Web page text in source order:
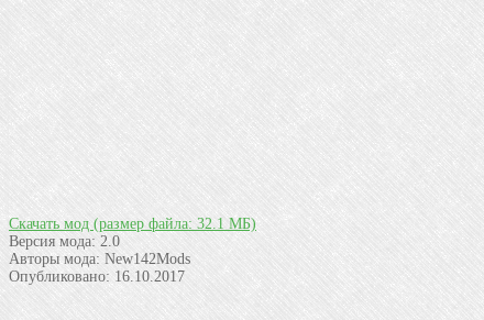
Скачать мод (размер файла: 32.1 МБ)
Версия мода: 2.0
Авторы мода: New142Mods
Опубликовано: 16.10.2017